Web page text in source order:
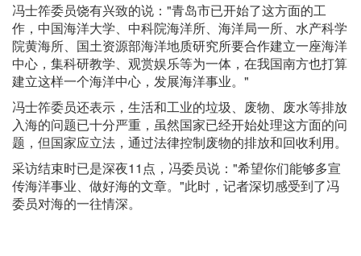
冯士筰委员饶有兴致的说："青岛市已开始了这方面的工
作，中国海洋大学、中科院海洋所、海洋局一所、水产科学
院黄海所、国土资源部海洋地质研究所要合作建立一座海洋
中心，集科研教学、观赏娱乐等为一体，在我国南方也打算
建立这样一个海洋中心，发展海洋事业。"
冯士筰委员还表示，生活和工业的垃圾、废物、废水等排放
入海的问题已十分严重，虽然国家已经开始处理这方面的问
题，但国家应立法，通过法律控制废物的排放和回收利用。
采访结束时已是深夜11点，冯委员说："希望你们能够多宣
传海洋事业、做好海的文章。"此时，记者深切感受到了冯
委员对海的一往情深。